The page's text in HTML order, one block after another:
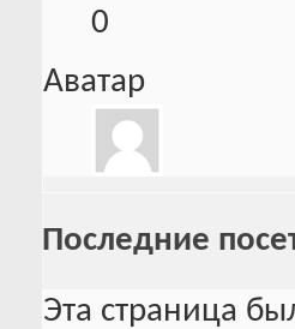
0
Аватар
Последние
Эта страница